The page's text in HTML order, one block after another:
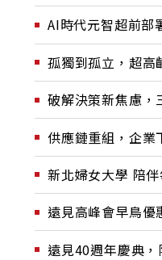
AI時代元智超前部
孤獨到孤立，超高
破解決策新焦慮，
供應鏈重組，企業
新北婦女大學 陪
遠見高峰會早鳥優
遠見40週年慶典